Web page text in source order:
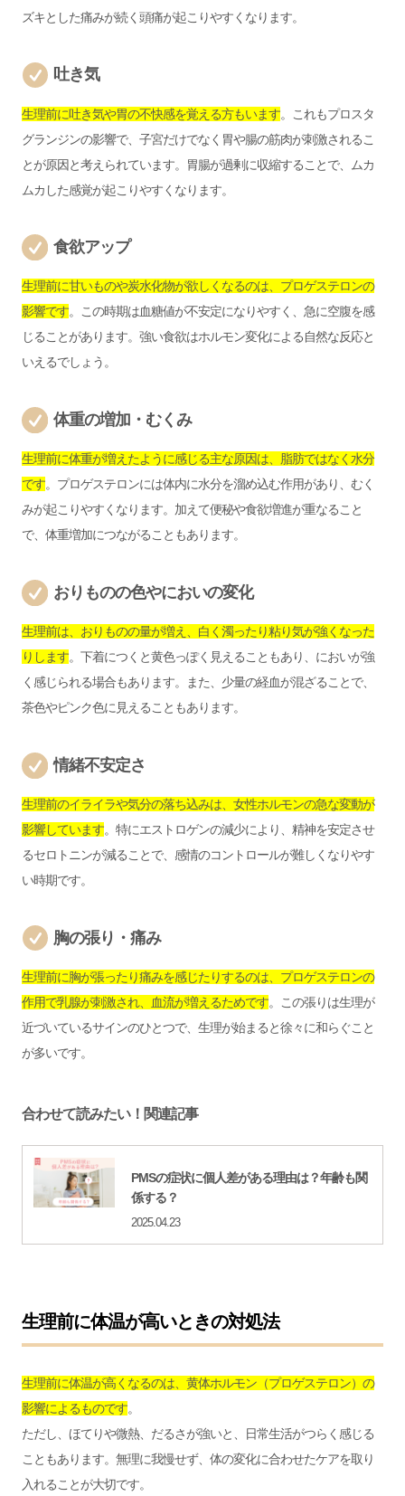
ズキとした痛みが続く頭痛が起こりやすくなります。
吐き気
生理前に吐き気や胃の不快感を覚える方もいます。これもプロスタ
グランジンの影響で、子宮だけでなく胃や腸の筋肉が刺激されるこ
とが原因と考えられています。胃腸が過剰に収縮することで、ムカ
ムカした感覚が起こりやすくなります。
食欲アップ
生理前に甘いものや炭水化物が欲しくなるのは、プロゲステロンの
影響です。この時期は血糖値が不安定になりやすく、急に空腹を感
じることがあります。強い食欲はホルモン変化による自然な反応と
いえるでしょう。
体重の増加・むくみ
生理前に体重が増えたように感じる主な原因は、脂肪ではなく水分
です。プロゲステロンには体内に水分を溜め込む作用があり、むく
みが起こりやすくなります。加えて便秘や食欲増進が重なること
で、体重増加につながることもあります。
おりものの色やにおいの変化
生理前は、おりものの量が増え、白く濁ったり粘り気が強くなった
りします。下着につくと黄色っぽく見えることもあり、においが強
く感じられる場合もあります。また、少量の経血が混ざることで、
茶色やピンク色に見えることもあります。
情緒不安定さ
生理前のイライラや気分の落ち込みは、女性ホルモンの急な変動が
影響しています。特にエストロゲンの減少により、精神を安定させ
るセロトニンが減ることで、感情のコントロールが難しくなりやす
い時期です。
胸の張り・痛み
生理前に胸が張ったり痛みを感じたりするのは、プロゲステロンの
作用で乳腺が刺激され、血流が増えるためです。この張りは生理が
近づいているサインのひとつで、生理が始まると徐々に和らぐこと
が多いです。
合わせて読みたい！関連記事
PMSの症状に個人差がある理由は？年齢も関
係する？
2025.04.23
生理前に体温が高いときの対処法
生理前に体温が高くなるのは、黄体ホルモン（プロゲステロン）の
影響によるものです。
ただし、ほてりや微熱、だるさが強いと、日常生活がつらく感じる
こともあります。無理に我慢せず、体の変化に合わせたケアを取り
入れることが大切です。